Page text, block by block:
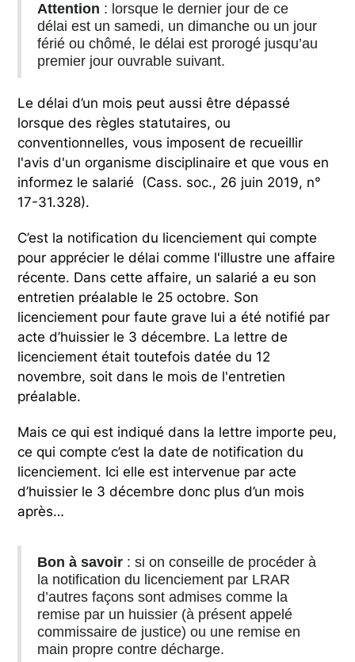
Attention : lorsque le dernier jour de ce
délai est un samedi, un dimanche ou un jour
férié ou chômé, le délai est prorogé jusqu’au
premier jour ouvrable suivant.
Le délai d’un mois peut aussi être dépassé
lorsque des règles statutaires, ou
conventionnelles, vous imposent de recueillir
l'avis d'un organisme disciplinaire et que vous en
informez le salarié (Cass. soc., 26 juin 2019, n°
17-31.328).
C’est la notification du licenciement qui compte
pour apprécier le délai comme l'illustre une affaire
récente. Dans cette affaire, un salarié a eu son
entretien préalable le 25 octobre. Son
licenciement pour faute grave lui a été notifié par
acte d’huissier le 3 décembre. La lettre de
licenciement était toutefois datée du 12
novembre, soit dans le mois de l'entretien
préalable.
Mais ce qui est indiqué dans la lettre importe peu,
ce qui compte c’est la date de notification du
licenciement. Ici elle est intervenue par acte
d’huissier le 3 décembre donc plus d’un mois
après…
Bon à savoir : si on conseille de procéder à
la notification du licenciement par LRAR
d’autres façons sont admises comme la
remise par un huissier (à présent appelé
commissaire de justice) ou une remise en
main propre contre décharge.